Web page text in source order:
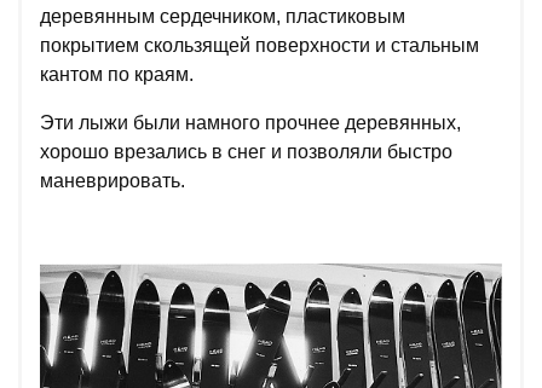
деревянным сердечником, пластиковым
покрытием скользящей поверхности и стальным
кантом по краям.
Эти лыжи были намного прочнее деревянных,
хорошо врезались в снег и позволяли быстро
маневрировать.